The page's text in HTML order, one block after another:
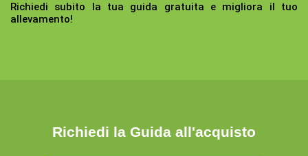
Richiedi subito la tua guida gratuita e migliora il tuo
allevamento!
Richiedi la Guida all'acquisto